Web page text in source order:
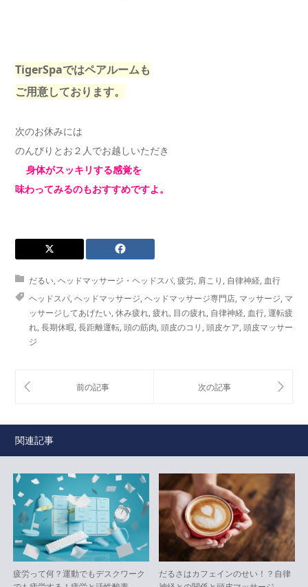
TigerSpaではペアルームも
ご用意しております。
次のお休みには
のんびりとお２人でお越しいただき
身体がスッキリする感覚を
味わってみるのもおすすめですよ。
だるい,ヘッドマッサージ・ヘッドスパ,疲労, 肩こり , 自律神経, 血行
ヘッドスパ,ヘッドマッサージ,ヘッドマッサージ専門店, マッサージ, マ
ッサージしてあげたい,休み疲れ,疲れ, 目の疲れ, 自律神経, 血行,運転疲
れ,長期休暇,長距離運転,頭の筋肉,頭皮のコリ ,頭皮ケア,頭皮マッサー
ジ
関連記事
疲労って何？運動でもデスクワーク
だるさはカフェインのせい！？自律